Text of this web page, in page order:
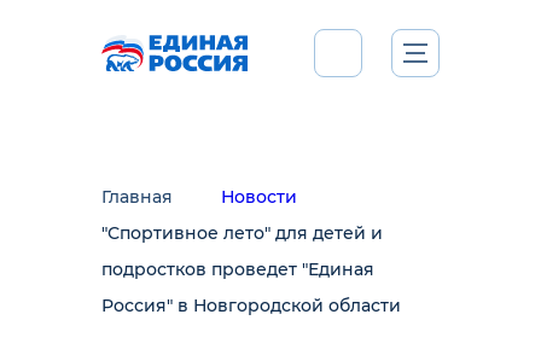
Главная
Новости
"Спортивное лето" для детей и
подростков проведет "Единая
Россия" в Новгородской области